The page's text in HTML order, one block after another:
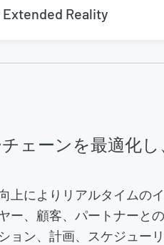
Extended Reality
ェーンを最適化
上によりリアルタイムの
ー、顧客、パートナーと
ョン、計画、スケジュー